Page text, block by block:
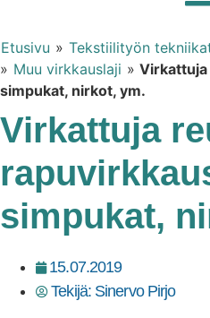
Etusivu » Tekstiilityön
» Muu virkkauslaji »
simpukat, nirkot, ym.
Virkattuja
simpukat,
15.07.2019
Tekijä:Sinervo Pirjo